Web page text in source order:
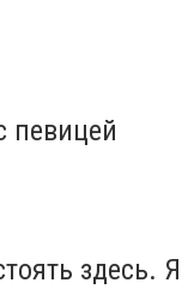
певицей
здесь. Я